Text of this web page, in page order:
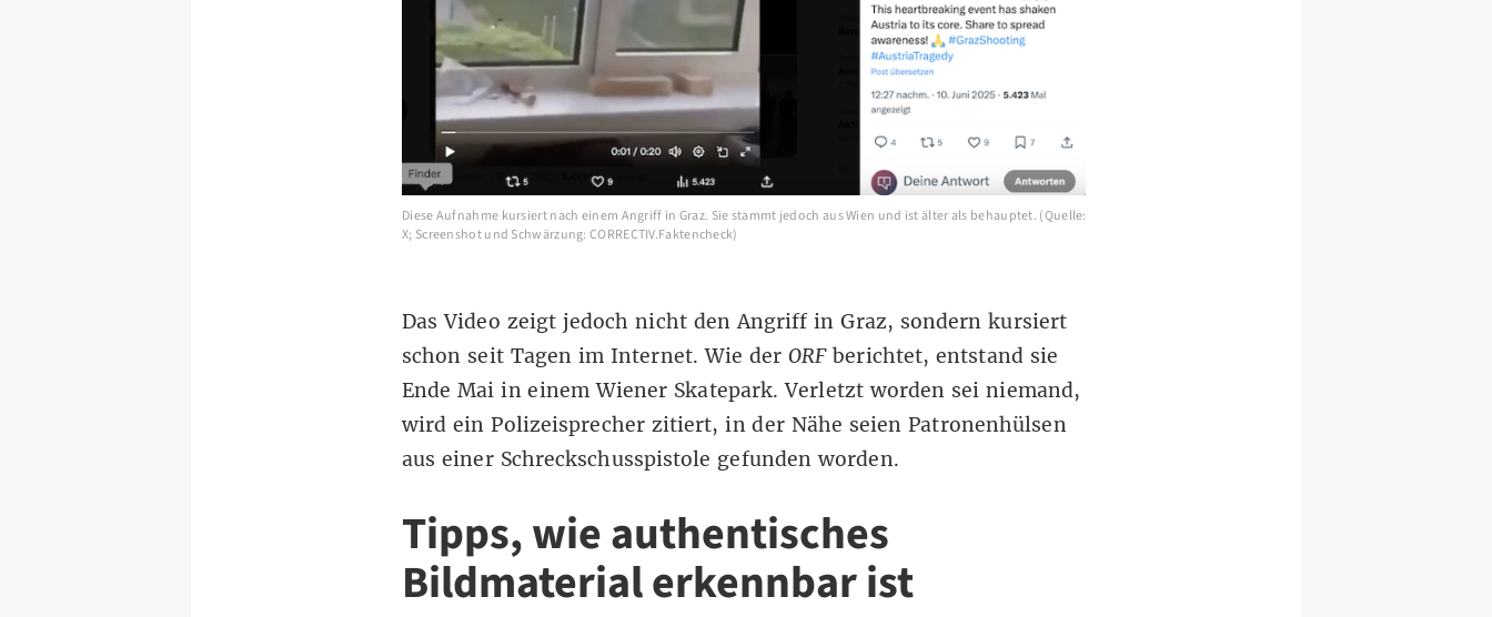
Diese Aufnahme kursiert nach einem Angriff in Graz. Sie stammt jedoch aus Wien und ist älter als behauptet. (Quelle:
X; Screenshot und Schwärzung: CORRECTIV.Faktencheck)
Das Video zeigt jedoch nicht den Angriff in Graz, sondern kursiert
schon seit Tagen im Internet. Wie derORFberichtet, entstand sie
Ende Mai in einem Wiener Skatepark. Verletzt worden sei niemand,
wird ein Polizeisprecher zitiert, in der Nähe seien Patronenhülsen
aus einer Schreckschusspistole gefunden worden.
Tipps, wie authentisches
Bildmaterial erkennbar ist